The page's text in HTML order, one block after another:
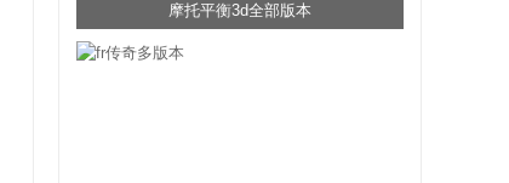
摩托平衡3d全部版本